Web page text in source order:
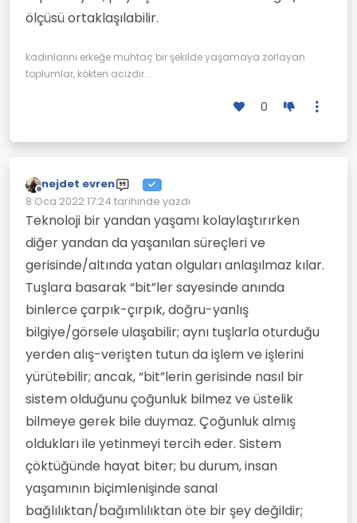
ölçüsü ortaklaşılabilir.
kadınlarını erkeğe muhtaç bir şekilde yaşamaya zorlayan
toplumlar, kökten acizdir...
0
Çevrimdışı
nejdet evren
8 Oca 2022 17:24 tarihinde yazdı
Son düzenleyen:
Teknoloji bir yandan yaşamı kolaylaştırırken
diğer yandan da yaşanılan süreçleri ve
gerisinde/altında yatan olguları anlaşılmaz kılar.
Tuşlara basarak “bit”ler sayesinde anında
binlerce çarpık-çırpık, doğru-yanlış
bilgiye/görsele ulaşabilir; aynı tuşlarla oturduğu
yerden alış-verişten tutun da işlem ve işlerini
yürütebilir; ancak, “bit”lerin gerisinde nasıl bir
sistem olduğunu çoğunluk bilmez ve üstelik
bilmeye gerek bile duymaz. Çoğunluk almış
oldukları ile yetinmeyi tercih eder. Sistem
çöktüğünde hayat biter; bu durum, insan
yaşamının biçimlenişinde sanal
bağlılıktan/bağımlılıktan öte bir şey değildir;